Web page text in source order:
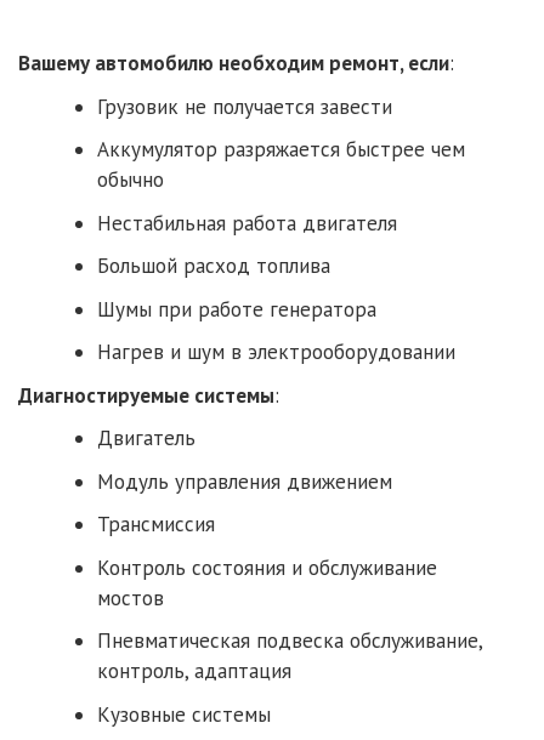
Вашему автомобилю необходим ремонт, если:
Грузовик не получается завести
Аккумулятор разряжается быстрее чем
обычно
Нестабильная работа двигателя
Большой расход топлива
Шумы при работе генератора
Нагрев и шум в электрооборудовании
Диагностируемые системы:
Двигатель
Модуль управления движением
Трансмиссия
Контроль состояния и обслуживание
мостов
Пневматическая подвеска обслуживание,
контроль, адаптация
Кузовные системы